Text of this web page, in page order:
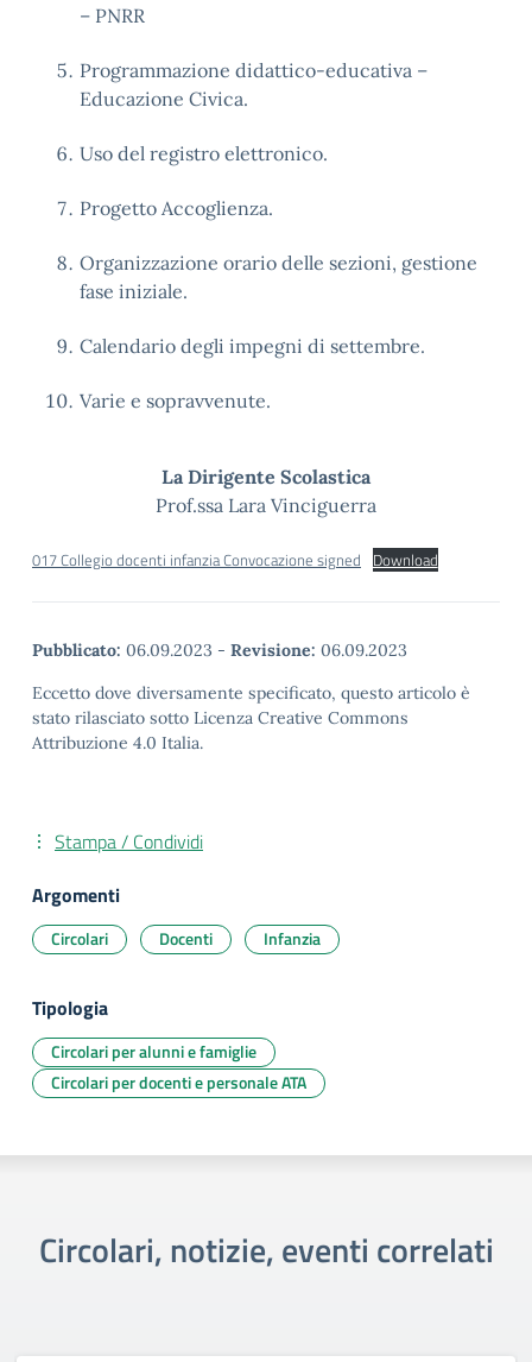
– PNRR
Programmazione didattico-educativa –
Educazione Civica.
Uso del registro elettronico.
Progetto Accoglienza.
Organizzazione orario delle sezioni, gestione
fase iniziale.
Calendario degli impegni di settembre.
Varie e sopravvenute.
La Dirigente Scolastica
Prof.ssa Lara Vinciguerra
017 Collegio docenti infanzia Convocazione signed Download
Pubblicato: 06.09.2023 - Revisione: 06.09.2023
Eccetto dove diversamente specificato, questo articolo è
stato rilasciato sotto Licenza Creative Commons
Attribuzione 4.0 Italia.
Stampa / Condividi
Argomenti
Circolari Docenti Infanzia
Tipologia
Circolari per alunni e famiglie
Circolari per docenti e personale ATA
Circolari, notizie, eventi correlati